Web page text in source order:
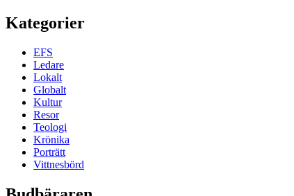
Kategorier
EFS
Ledare
Lokalt
Globalt
Kultur
Resor
Teologi
Krönika
Porträtt
Vittnesbörd